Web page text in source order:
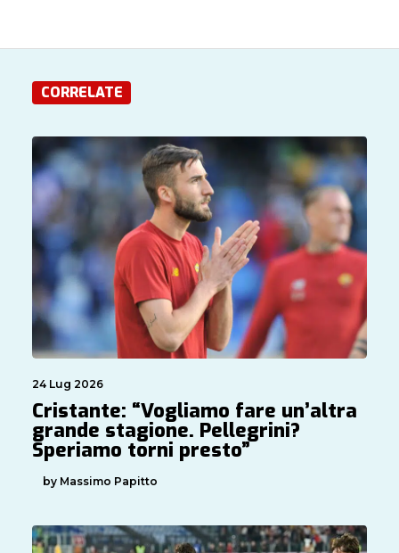
CORRELATE
24 Lug 2026
Cristante: “Vogliamo fare un’altra
grande stagione. Pellegrini?
Speriamo torni presto”
by Massimo Papitto